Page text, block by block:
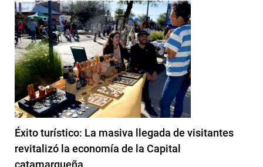
Éxito turístico: La masiva llegada de visitantes
revitalizó la economía de la Capital
catamarqueña